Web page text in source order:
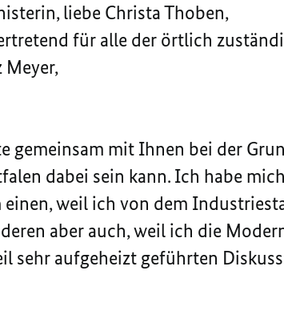
liebe Christa Thoben,
für alle der örtlich
Meyer,
gemeinsam mit Ihnen bei der
dabei sein kann. Ich habe
einen, weil ich von dem
aber auch, weil ich die
sehr aufgeheizt geführten